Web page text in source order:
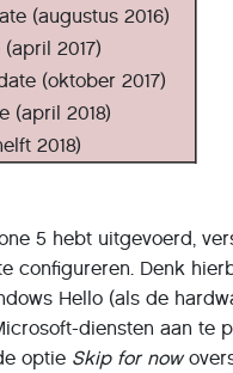
(augustus 2016)
2017)
(oktober 2017)
(april 2018)
2018)
5 hebt uitgevoerd,
configureren. Denk
Hello (als de
diensten aan te
optie Skip for now